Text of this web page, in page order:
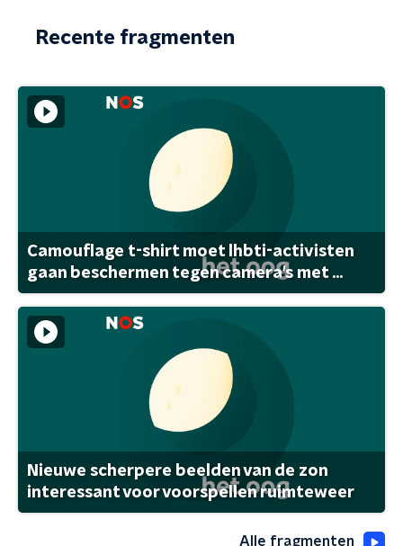
Recente fragmenten
Camouflage t-shirt moet lhbti-activisten
gaan beschermen tegen camera's met ...
Nieuwe scherpere beelden van de zon
interessant voor voorspellen ruimteweer
Alle fragmenten